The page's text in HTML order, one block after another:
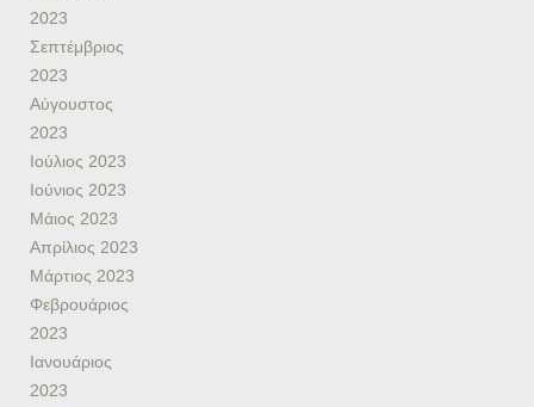
2023
Σεπτέμβριος
2023
Αύγουστος
2023
Ιούλιος 2023
Ιούνιος 2023
Μάιος 2023
Απρίλιος 2023
Μάρτιος 2023
Φεβρουάριος
2023
Ιανουάριος
2023